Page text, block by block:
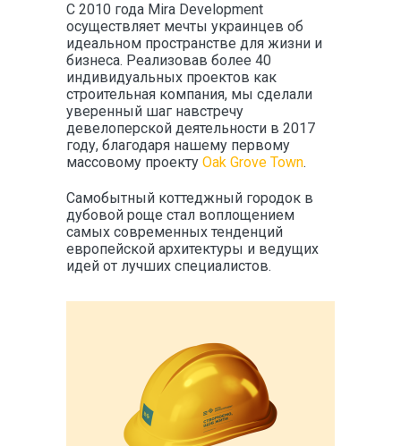
С 2010 года Mira Development
осуществляет мечты украинцев об
идеальном пространстве для жизни и
бизнеса. Реализовав более 40
индивидуальных проектов как
строительная компания, мы сделали
уверенный шаг навстречу
девелоперской деятельности в 2017
году, благодаря нашему первому
массовому проекту Oak Grove Town.
Самобытный коттеджный городок в
дубовой роще стал воплощением
самых современных тенденций
европейской архитектуры и ведущих
идей от лучших специалистов.